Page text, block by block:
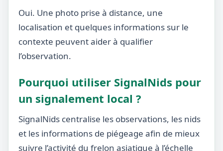
Oui. Une photo prise à distance, une
localisation et quelques informations sur le
contexte peuvent aider à qualifier
l’observation.
Pourquoi utiliser SignalNids pour
un signalement local ?
SignalNids centralise les observations, les nids
et les informations de piégeage afin de mieux
suivre l’activité du frelon asiatique à l’échelle